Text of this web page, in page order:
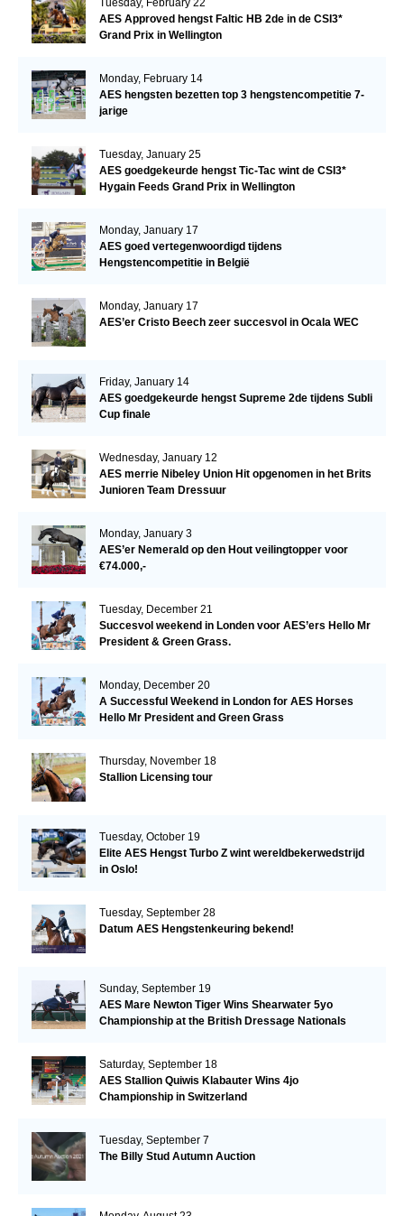
Tuesday, February 22
AES Approved hengst Faltic HB 2de in de CSI3*
Grand Prix in Wellington
Monday, February 14
AES hengsten bezetten top 3 hengstencompetitie 7-
jarige
Tuesday, January 25
AES goedgekeurde hengst Tic-Tac wint de CSI3*
Hygain Feeds Grand Prix in Wellington
Monday, January 17
AES goed vertegenwoordigd tijdens
Hengstencompetitie in België
Monday, January 17
AES’er Cristo Beech zeer succesvol in Ocala WEC
Friday, January 14
AES goedgekeurde hengst Supreme 2de tijdens Subli
Cup finale
Wednesday, January 12
AES merrie Nibeley Union Hit opgenomen in het Brits
Junioren Team Dressuur
Monday, January 3
AES’er Nemerald op den Hout veilingtopper voor
€74.000,-
Tuesday, December 21
Succesvol weekend in Londen voor AES’ers Hello Mr
President & Green Grass.
Monday, December 20
A Successful Weekend in London for AES Horses
Hello Mr President and Green Grass
Thursday, November 18
Stallion Licensing tour
Tuesday, October 19
Elite AES Hengst Turbo Z wint wereldbekerwedstrijd
in Oslo!
Tuesday, September 28
Datum AES Hengstenkeuring bekend!
Sunday, September 19
AES Mare Newton Tiger Wins Shearwater 5yo
Championship at the British Dressage Nationals
Saturday, September 18
AES Stallion Quiwis Klabauter Wins 4jo
Championship in Switzerland
Tuesday, September 7
The Billy Stud Autumn Auction